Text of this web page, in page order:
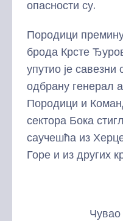
опасности су.
Породици
брода Крсте
упутио је савезни
одбрану генерал
Породици и
сектора Бока
саучешћа из
Горе и из других
Чувао